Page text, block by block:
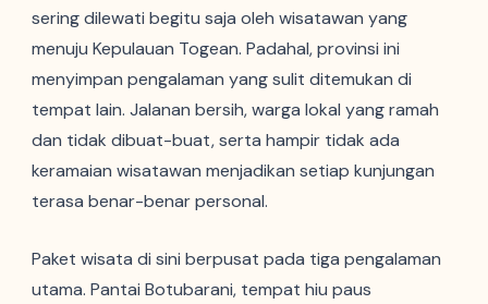
sering dilewati begitu saja oleh wisatawan yang
menuju Kepulauan Togean. Padahal, provinsi ini
menyimpan pengalaman yang sulit ditemukan di
tempat lain. Jalanan bersih, warga lokal yang ramah
dan tidak dibuat-buat, serta hampir tidak ada
keramaian wisatawan menjadikan setiap kunjungan
terasa benar-benar personal.
Paket wisata di sini berpusat pada tiga pengalaman
utama. Pantai Botubarani, tempat hiu paus